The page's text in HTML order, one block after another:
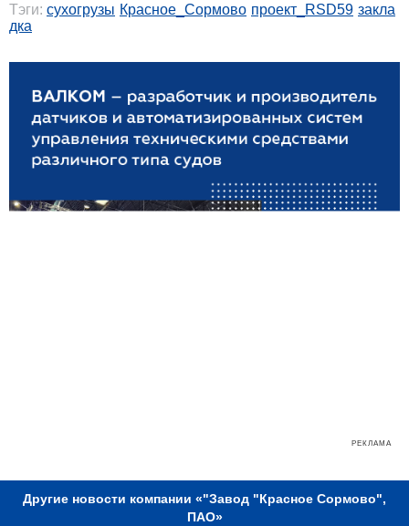
Тэги: сухогрузы Красное_Сормово проект_RSD59 закла
дка
РЕКЛАМА
Другие новости компании «"Завод "Красное Сормово",
ПАО»